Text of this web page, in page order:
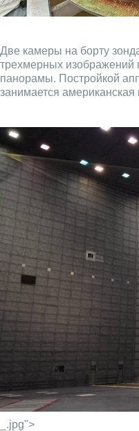
Две камеры на борту
трехмерных изображений
панорамы. Постройкой
занимается
_.jpg">